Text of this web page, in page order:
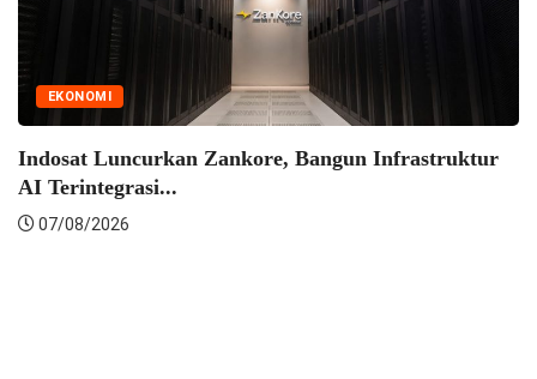
EKONOMI
Indosat Luncurkan Zankore, Bangun Infrastruktur
AI Terintegrasi...
07/08/2026